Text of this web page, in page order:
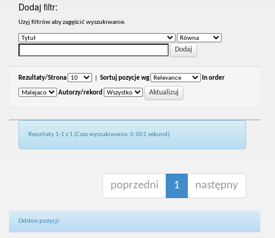
Dodaj filtr:
Uzyj filtrów aby zagęścić wyszukiwanie.
Rezultaty/Strona Sortuj pozycje wg In order
Autorzy/rekord
Rezultaty 1-1 z 1 (Czas wyszukiwania: 0.001 sekund).
poprzedni 1 następny
Odsłon pozycji: